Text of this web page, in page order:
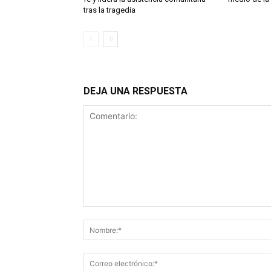
tras la tragedia
DEJA UNA RESPUESTA